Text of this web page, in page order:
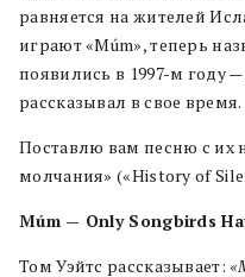
равняется на жителей
играют «Múm», теперь
появились в 1997-м году
рассказывал в свое время.
Поставлю вам песню с их
молчания» («History of
Múm — Only Songbirds
Том Уэйтс рассказывает: